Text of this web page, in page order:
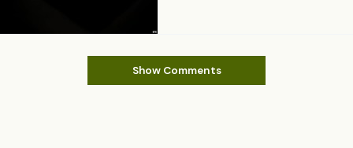
Show Comments